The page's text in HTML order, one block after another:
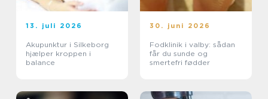
13. juli 2026
Akupunktur i Silkeborg
hjælper kroppen i
balance
30. juni 2026
Fodklinik i valby: sådan
får du sunde og
smertefri fødder